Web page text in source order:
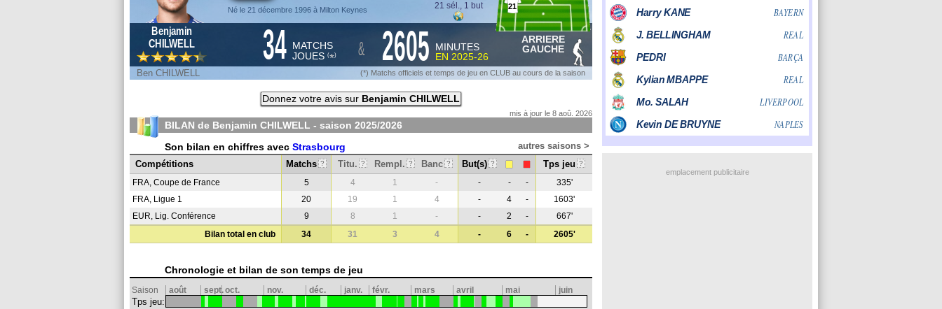
Né le 21 décembre 1996 à Milton Keynes 21 sél., 1 but 21
Benjamin
CHILWELL
34 MATCHS
JOUES (*) & 2605
MINUTES
EN 2025-26
ARRIERE
GAUCHE
Ben CHILWELL (*) Matchs officiels et temps de jeu en CLUB au cours de la saison
Donnez votre avis sur Benjamin CHILWELL
mis à jour le 8 aoû. 2026
BILAN de Benjamin CHILWELL - saison 2025/2026
Son bilan en chiffres avec Strasbourg
autres saisons >
Compétitions
Matchs ? Titu. ? Rempl. ? Banc ? But(s) ? Tps jeu ?
FRA, Coupe de France 5 4 1 - - - -
335'
FRA, Ligue 1
20 19 1 4 - 4 -
1603'
EUR, Lig. Conférence
9 8 1 - - 2 -
667'
Bilan total en club
34 31 3 4 - 6 - 2605'
Chronologie et bilan de son temps de jeu
Saison août sept.oct. nov. déc. janv. févr. mars avril mai juin
Tps jeu:
emplacement publicitaire